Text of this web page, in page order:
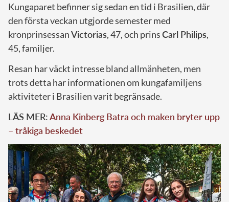
Kungaparet befinner sig sedan en tid i Brasilien, där
den första veckan utgjorde semester med
kronprinsessanVictorias, 47, och prinsCarl Philips,
45, familjer.
Resan har väckt intresse bland allmänheten, men
trots detta har informationen om kungafamiljens
aktiviteter i Brasilien varit begränsade.
LÄS MER:Anna Kinberg Batra och maken bryter upp
– tråkiga beskedet